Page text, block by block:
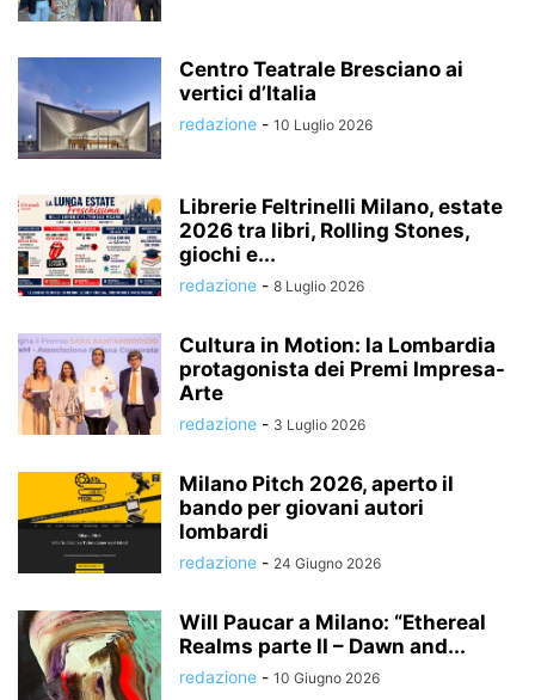
Centro Teatrale Bresciano ai
vertici d’Italia
redazione - 10 Luglio 2026
Librerie Feltrinelli Milano, estate
2026 tra libri, Rolling Stones,
giochi e...
redazione - 8 Luglio 2026
Cultura in Motion: la Lombardia
protagonista dei Premi Impresa-
Arte
redazione - 3 Luglio 2026
Milano Pitch 2026, aperto il
bando per giovani autori
lombardi
redazione - 24 Giugno 2026
Will Paucar a Milano: “Ethereal
Realms parte II – Dawn and...
redazione - 10 Giugno 2026